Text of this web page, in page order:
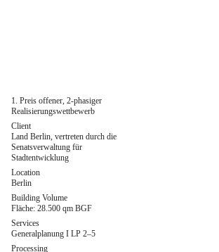
1. Preis offener, 2-phasiger
Realisierungswettbewerb
Client
Land Berlin, vertreten durch die
Senatsverwaltung für
Stadtentwicklung
Location
Berlin
Building Volume
Fläche: 28.500 qm BGF
Services
Generalplanung I LP 2–5
Processing